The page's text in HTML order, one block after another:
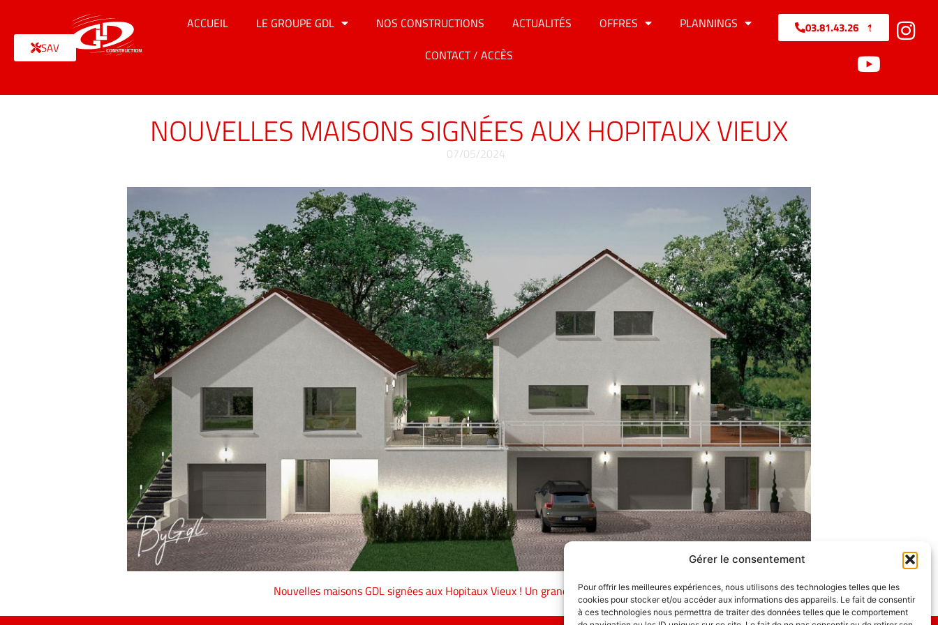
Gérer le consentement
Pour offrir les meilleures expériences, nous utilisons des technologies telles que les
cookies pour stocker et/ou accéder aux informations des appareils. Le fait de consentir
à ces technologies nous permettra de traiter des données telles que le comportement
SAV
ACCUEIL LE GROUPE GDL NOS CONSTRUCTIONS ACTUALITÉS OFFRES
PLANNINGS
CONTACT / ACCÈS
03.81.43.26.71
NOUVELLES MAISONS SIGNÉES AUX HOPITAUX VIEUX
07/05/2024
Nouvelles maisons GDL signées aux Hopitaux Vieux ! Un grand merci à nos clients !